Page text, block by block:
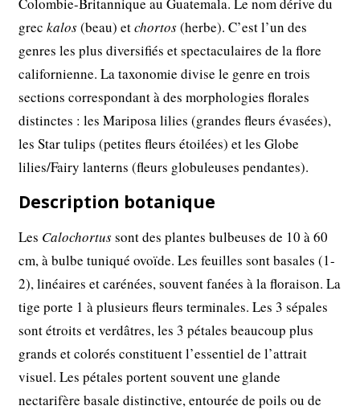
Colombie-Britannique au Guatemala. Le nom dérive du
greckalos(beau) etchortos(herbe). C’est l’un des
genres les plus diversifiés et spectaculaires de la flore
californienne. La taxonomie divise le genre en trois
sections correspondant à des morphologies florales
distinctes : les Mariposa lilies (grandes fleurs évasées),
les Star tulips (petites fleurs étoilées) et les Globe
lilies/Fairy lanterns (fleurs globuleuses pendantes).
Description botanique
Les Calochortussont des plantes bulbeuses de 10 à 60
cm, à bulbe tuniqué ovoïde. Les feuilles sont basales (1-
2), linéaires et carénées, souvent fanées à la floraison. La
tige porte 1 à plusieurs fleurs terminales. Les 3 sépales
sont étroits et verdâtres, les 3 pétales beaucoup plus
grands et colorés constituent l’essentiel de l’attrait
visuel. Les pétales portent souvent une glande
nectarifère basale distinctive, entourée de poils ou de